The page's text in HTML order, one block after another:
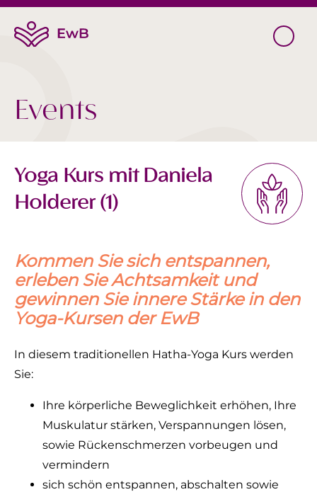
Events
Yoga Kurs mit Daniela
Holderer (1)
Kommen Sie sich entspannen,
erleben Sie Achtsamkeit und
gewinnen Sie innere Stärke in den
Yoga-Kursen der EwB
In diesem traditionellen Hatha-Yoga Kurs werden
Sie:
Ihre körperliche Beweglichkeit erhöhen, Ihre
Muskulatur stärken, Verspannungen lösen,
sowie Rückenschmerzen vorbeugen und
vermindern
sich schön entspannen, abschalten sowie